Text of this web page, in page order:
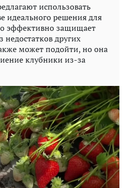
использовать
идеального решения для
эффективно защищает
недостатков других
может подойти, но она
клубники из-за